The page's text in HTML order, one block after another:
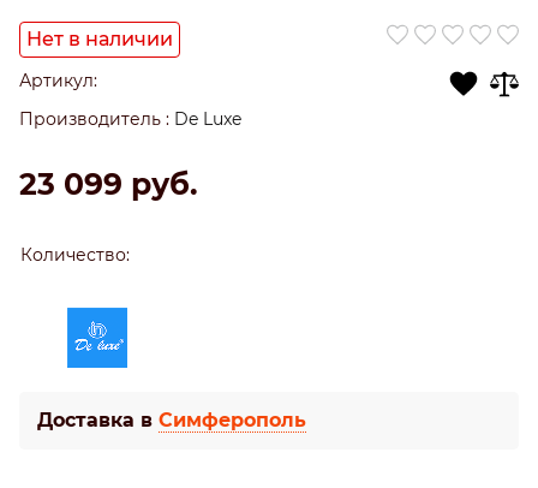
Нет в наличии
Артикул:
Производитель : De Luxe
23 099 руб.
Количество:
Доставка в Симферополь